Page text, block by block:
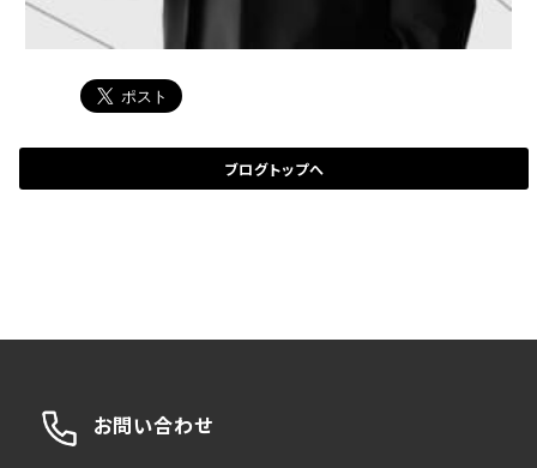
ブログトップへ
お問い合わせ